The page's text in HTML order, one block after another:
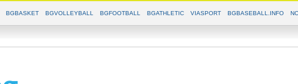
BGBASKET BGVOLLEYBALL BGFOOTBALL BGATHLETIC VIASPORT BGBASEBALL.INFO